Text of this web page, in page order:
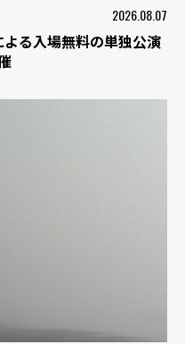
2026.08.07
る入場無料の単独公演